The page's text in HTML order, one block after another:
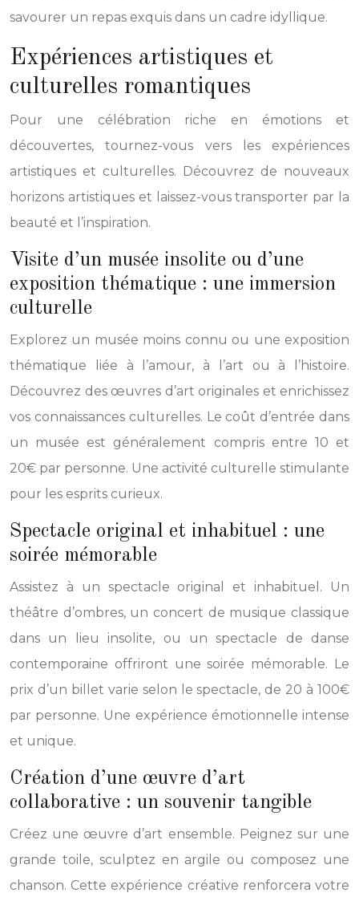
savourer un repas exquis dans un cadre idyllique.
Expériences artistiques et
culturelles romantiques
Pour une célébration riche en émotions et
découvertes, tournez-vous vers les expériences
artistiques et culturelles. Découvrez de nouveaux
horizons artistiques et laissez-vous transporter par la
beauté et l’inspiration.
Visite d’un musée insolite ou d’une
exposition thématique : une immersion
culturelle
Explorez un musée moins connu ou une exposition
thématique liée à l’amour, à l’art ou à l’histoire.
Découvrez des œuvres d’art originales et enrichissez
vos connaissances culturelles. Le coût d’entrée dans
un musée est généralement compris entre 10 et
20€ par personne. Une activité culturelle stimulante
pour les esprits curieux.
Spectacle original et inhabituel : une
soirée mémorable
Assistez à un spectacle original et inhabituel. Un
théâtre d’ombres, un concert de musique classique
dans un lieu insolite, ou un spectacle de danse
contemporaine offriront une soirée mémorable. Le
prix d’un billet varie selon le spectacle, de 20 à 100€
par personne. Une expérience émotionnelle intense
et unique.
Création d’une œuvre d’art
collaborative : un souvenir tangible
Créez une œuvre d’art ensemble. Peignez sur une
grande toile, sculptez en argile ou composez une
chanson. Cette expérience créative renforcera votre